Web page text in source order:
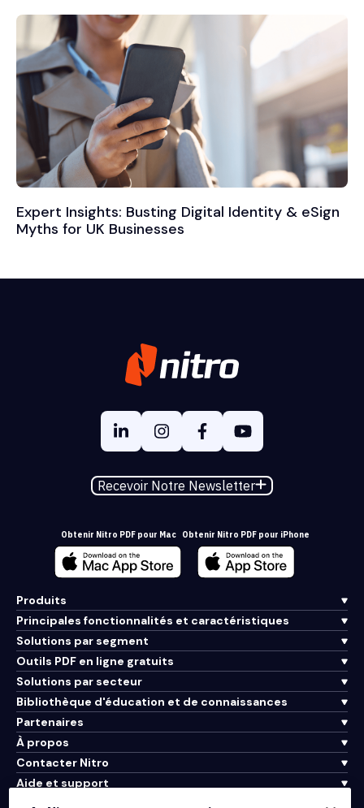
Expert Insights: Busting Digital Identity & eSign
Myths for UK Businesses
Recevoir Notre Newsletter
Obtenir Nitro PDF pour Mac Obtenir Nitro PDF pour iPhone
Produits
Principales fonctionnalités et caractéristiques
Solutions par segment
Outils PDF en ligne gratuits
Solutions par secteur
Bibliothèque d'éducation et de connaissances
Partenaires
À propos
Contacter Nitro
Aide et support